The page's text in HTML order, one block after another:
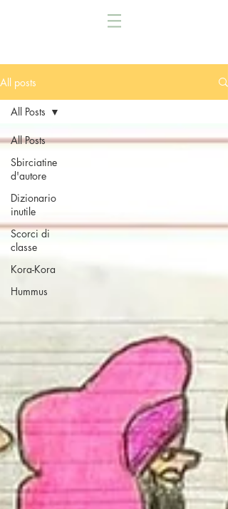
All posts
All Posts
Sbirciatine
d'autore
Dizionario
inutile
Scorci di
classe
Kora-Kora
Hummus
All Posts